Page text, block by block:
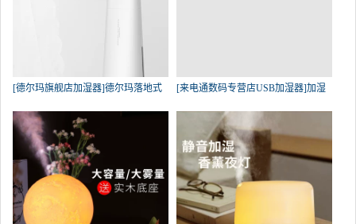
[德尔玛旗舰店加湿器]德尔玛落地式 [来电通数码专营店USB加湿器]加湿